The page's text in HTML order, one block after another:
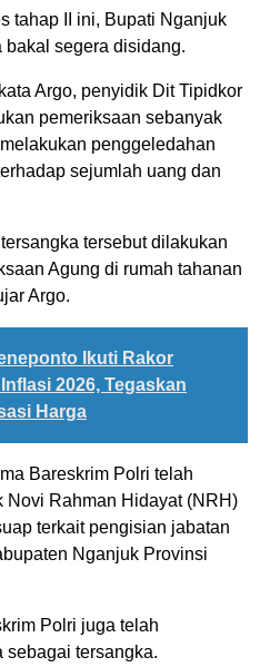
tahap II ini, Bupati Nganjuk
segera disidang.
Argo, penyidik Dit Tipidkor
pemeriksaan sebanyak
penggeledahan
sejumlah uang dan
tersebut dilakukan
Agung di rumah tahanan
Argo.
Ikuti Rakor
2026, Tegaskan
Harga
Bareskrim Polri telah
Novi Rahman Hidayat (NRH)
terkait pengisian jabatan
Nganjuk Provinsi
Polri juga telah
sebagai tersangka.